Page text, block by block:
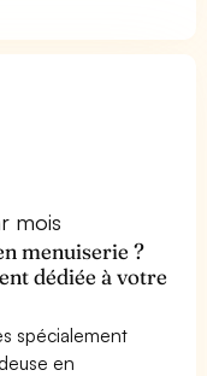
mois
menuiserie ?
dédiée à votre
spécialement
en